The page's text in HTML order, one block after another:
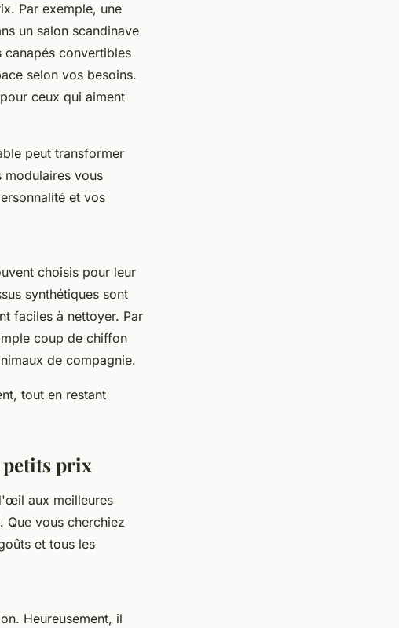
Par exemple, une
un salon scandinave
canapés convertibles
selon vos besoins.
ceux qui aiment
peut transformer
vous
et vos
choisis pour leur
synthétiques sont
faciles à nettoyer. Par
coup de chiffon
de compagnie.
tout en restant
prix
aux meilleures
vous cherchiez
et tous les
Heureusement, il